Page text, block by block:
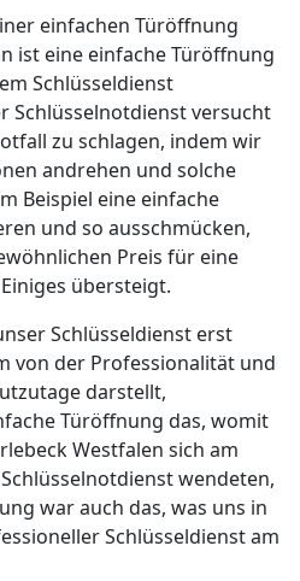
einfachen Türöffnung
ist eine einfache Türöffnung
Schlüsseldienst
Schlüsselnotdienst versucht
zu schlagen, indem wir
andrehen und solche
Beispiel eine einfache
und so ausschmücken,
Preis für eine
übersteigt.
Schlüsseldienst erst
von der Professionalität und
darstellt,
Türöffnung das, womit
Westfalen sich am
wendeten,
war auch das, was uns in
Schlüsseldienst am